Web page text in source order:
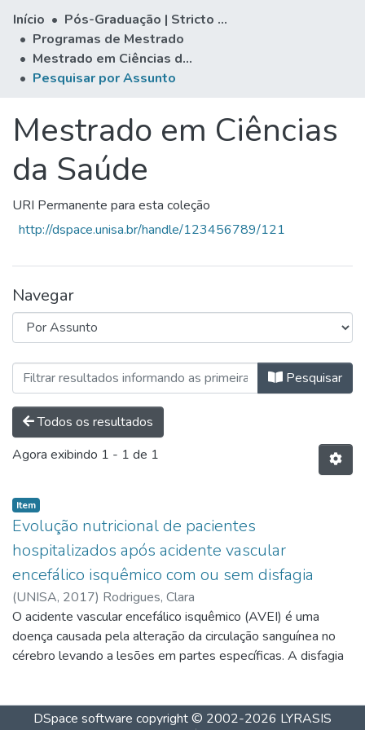
Início
Pós-Graduação | Stricto Sensu
Programas de Mestrado
Mestrado em Ciências da Saúde
Pesquisar por Assunto
Mestrado em Ciências
da Saúde
URI Permanente para esta coleção
http://dspace.unisa.br/handle/123456789/121
Navegar
Navegando Mestrado em Pesquisar
Todos os resultados
Agora exibindo 1 - 1 de 1
Item
Evolução nutricional de pacientes
hospitalizados após acidente vascular
encefálico isquêmico com ou sem disfagia
(UNISA, 2017) Rodrigues, Clara
O acidente vascular encefálico isquêmico (AVEI) é uma
doença causada pela alteração da circulação sanguínea no
cérebro levando a lesões em partes específicas. A disfagia
respectivamente. A avaliação do estado nutricional (A.N.)
DSpace software copyright © 2002-2026 LYRASIS